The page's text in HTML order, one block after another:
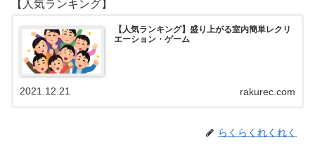
【人気ランキング】
【人気ランキング】盛り上がる室内簡単レクリ
エーション・ゲーム
rakurec.com
2021.12.21
らくらくれくれく